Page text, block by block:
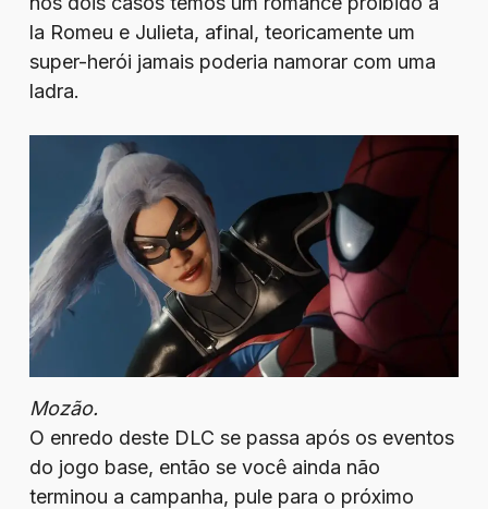
la Romeu e Julieta, afinal, teoricamente um
super-herói jamais poderia namorar com uma
ladra.
Mozão.
O enredo deste DLC se passa após os eventos
do jogo base, então se você ainda não
terminou a campanha, pule para o próximo